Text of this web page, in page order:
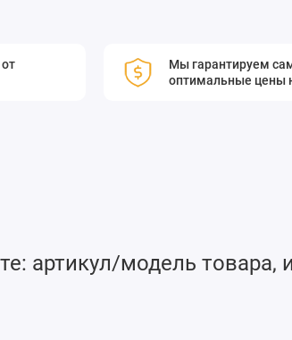
Мы гарантируем
оптимальные цены
артикул/модель товара,